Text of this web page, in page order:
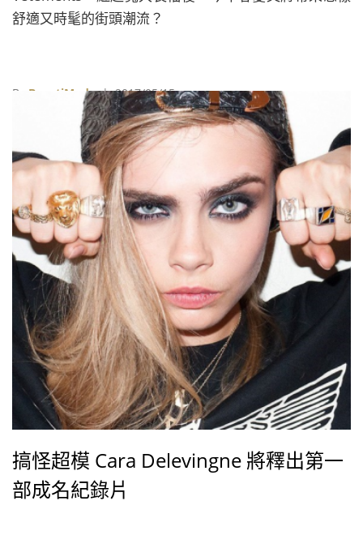
舒適又時髦的街頭潮流？
By BeautiMode| 2017/05/15
搞怪超模 Cara Delevingne 將釋出第一
部成名紀錄片